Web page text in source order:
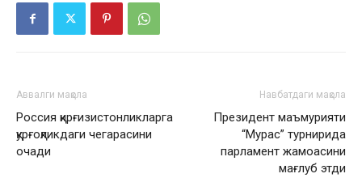
Аввалги мақола
Россия қирғизистонликларга
қурғоқликдаги чегарасини
очади
Навбатдаги мақола
Президент маъмурияти
“Мурас” турнирида
парламент жамоасини
мағлуб этди